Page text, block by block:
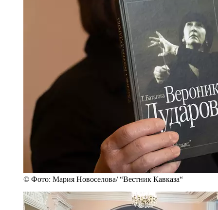
© Фото: Мария Новоселова/ “Вестник Кавказа“